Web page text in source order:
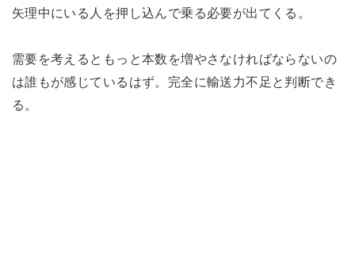
矢理中にいる人を押し込んで乗る必要が出てくる。
需要を考えるともっと本数を増やさなければならないの
は誰もが感じているはず。完全に輸送力不足と判断でき
る。